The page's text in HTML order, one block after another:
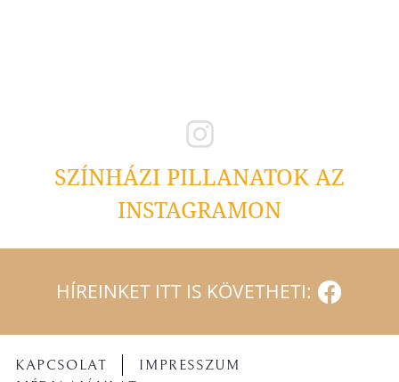
SZÍNHÁZI PILLANATOK AZ
INSTAGRAMON
HÍREINKET ITT IS KÖVETHETI:
KAPCSOLAT
IMPRESSZUM